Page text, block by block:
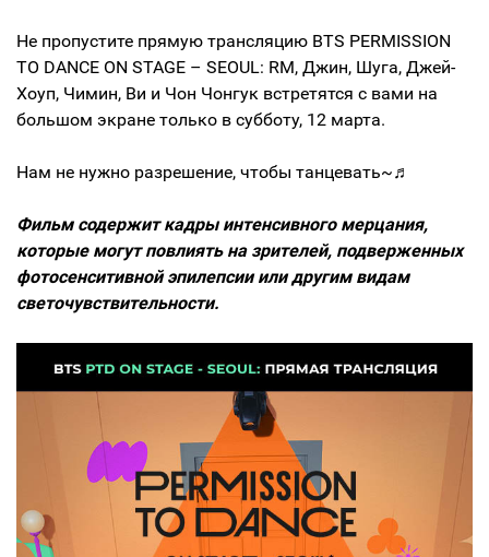
Не пропустите прямую трансляцию BTS PERMISSION
TO DANCE ON STAGE – SEOUL: RM, Джин, Шуга, Джей-
Хоуп, Чимин, Ви и Чон Чонгук встретятся с вами на
большом экране только в субботу, 12 марта.
Нам не нужно разрешение, чтобы танцевать~♬
Фильм содержит кадры интенсивного мерцания,
которые могут повлиять на зрителей, подверженных
фотосенситивной эпилепсии или другим видам
светочувствительности.